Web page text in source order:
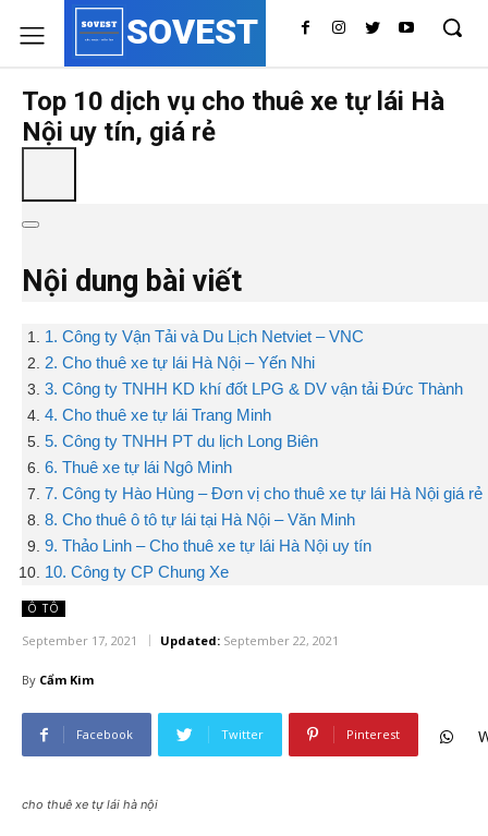
SOVEST
Top 10 dịch vụ cho thuê xe tự lái Hà
Nội uy tín, giá rẻ
Nội dung bài viết
1. Công ty Vận Tải và Du Lịch Netviet – VNC
2. Cho thuê xe tự lái Hà Nội – Yến Nhi
3. Công ty TNHH KD khí đốt LPG & DV vận tải Đức Thành
4. Cho thuê xe tự lái Trang Minh
5. Công ty TNHH PT du lịch Long Biên
6. Thuê xe tự lái Ngô Minh
7. Công ty Hào Hùng – Đơn vị cho thuê xe tự lái Hà Nội giá rẻ
8. Cho thuê ô tô tự lái tại Hà Nội – Văn Minh
9. Thảo Linh – Cho thuê xe tự lái Hà Nội uy tín
10. Công ty CP Chung Xe
Ô TÔ
September 17, 2021 Updated: September 22, 2021
By Cẩm Kim
Facebook Twitter Pinterest
cho thuê xe tự lái hà nội